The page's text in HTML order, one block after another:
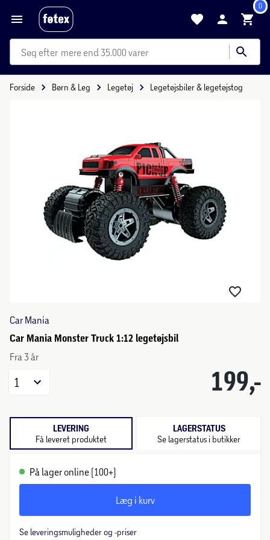
0
mere end 35.000 varer
Forside Børn & Leg Legetøj Legetøjsbiler & legetøjstog
Car Mania
Car Mania Monster Truck 1:12 legetøjsbil
Fra 3 år
199,-
1
LEVERING
Få leveret produktet
LAGERSTATUS
Se lagerstatus i butikker
På lager online (100+)
Læg i kurv
Se leveringsmuligheder og -priser